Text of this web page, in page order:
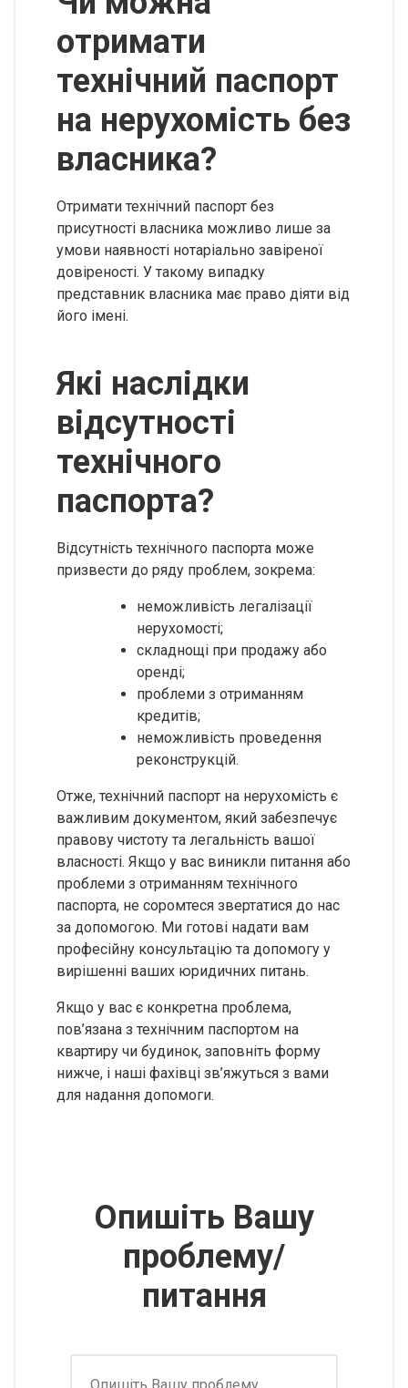
отримати
технічний паспорт
на нерухомість без
власника?
Отримати технічний паспорт без
присутності власника можливо лише за
умови наявності нотаріально завіреної
довіреності. У такому випадку
представник власника має право діяти від
його імені.
Які наслідки
відсутності
технічного
паспорта?
Відсутність технічного паспорта може
призвести до ряду проблем, зокрема:
неможливість легалізації
нерухомості;
складнощі при продажу або
оренді;
проблеми з отриманням
кредитів;
неможливість проведення
реконструкцій.
Отже, технічний паспорт на нерухомість є
важливим документом, який забезпечує
правову чистоту та легальність вашої
власності. Якщо у вас виникли питання або
проблеми з отриманням технічного
паспорта, не соромтеся звертатися до нас
за допомогою. Ми готові надати вам
професійну консультацію та допомогу у
вирішенні ваших юридичних питань.
Якщо у вас є конкретна проблема,
пов’язана з технічним паспортом на
квартиру чи будинок, заповніть форму
нижче, і наші фахівці зв’яжуться з вами
для надання допомоги.
Опишіть Вашу
проблему/
питання